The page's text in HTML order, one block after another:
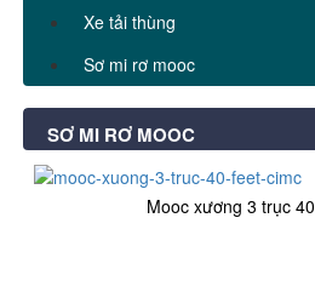
Xe tải thùng
Sơ mi rơ mooc
SƠ MI RƠ MOOC
Mooc xương 3 trục